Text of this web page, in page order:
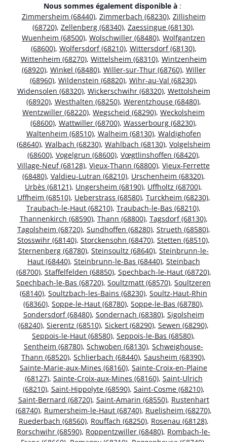
Nous sommes également disponible à :
Zimmersheim (68440), Zimmerbach (68230), Zillisheim
(68720), Zellenberg (68340), Zaessingue (68130),
Wuenheim (68500), Wolschwiller (68480), Wolfgantzen
(68600), Wolfersdorf (68210), Wittersdorf (68130),
Wittenheim (68270), Wittelsheim (68310), Wintzenheim
(68920), Winkel (68480), Willer-sur-Thur (68760), Willer
(68960), Wildenstein (68820), Wihr-au-Val (68230),
Widensolen (68320), Wickerschwihr (68320), Wettolsheim
(68920), Westhalten (68250), Werentzhouse (68480),
Wentzwiller (68220), Wegscheid (68290), Weckolsheim
(68600), Wattwiller (68700), Wasserbourg (68230),
Waltenheim (68510), Walheim (68130), Waldighofen
(68640), Walbach (68230), Wahlbach (68130), Volgelsheim
(68600), Vogelgrun (68600), Vœgtlinshoffen (68420),
Village-Neuf (68128), Vieux-Thann (68800), Vieux-Ferrette
(68480), Valdieu-Lutran (68210), Urschenheim (68320),
Urbès (68121), Ungersheim (68190), Uffholtz (68700),
Uffheim (68510), Ueberstrass (68580), Turckheim (68230),
Traubach-le-Haut (68210), Traubach-le-Bas (68210),
Thannenkirch (68590), Thann (68800), Tagsdorf (68130),
Tagolsheim (68720), Sundhoffen (68280), Strueth (68580),
Stosswihr (68140), Storckensohn (68470), Stetten (68510),
Sternenberg (68780), Steinsoultz (68640), Steinbrunn-le-
Haut (68440), Steinbrunn-le-Bas (68440), Steinbach
(68700), Staffelfelden (68850), Spechbach-le-Haut (68720),
Spechbach-le-Bas (68720), Soultzmatt (68570), Soultzeren
(68140), Soultzbach-les-Bains (68230), Soultz-Haut-Rhin
(68360), Soppe-le-Haut (68780), Soppe-le-Bas (68780),
Sondersdorf (68480), Sondernach (68380), Sigolsheim
(68240), Sierentz (68510), Sickert (68290), Sewen (68290),
Seppois-le-Haut (68580), Seppois-le-Bas (68580),
Sentheim (68780), Schwoben (68130), Schweighouse-
Thann (68520), Schlierbach (68440), Sausheim (68390),
Sainte-Marie-aux-Mines (68160), Sainte-Croix-en-Plaine
(68127), Sainte-Croix-aux-Mines (68160), Saint-Ulrich
(68210), Saint-Hippolyte (68590), Saint-Cosme (68210),
Saint-Bernard (68720), Saint-Amarin (68550), Rustenhart
(68740), Rumersheim-le-Haut (68740), Ruelisheim (68270),
Ruederbach (68560), Rouffach (68250), Rosenau (68128),
Rorschwihr (68590), Roppentzwiller (68480), Rombach-le-